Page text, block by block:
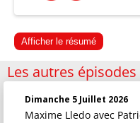
Afficher le résumé
Les autres épisodes
Dimanche 5 Juillet 2026
Maxime Lledo avec